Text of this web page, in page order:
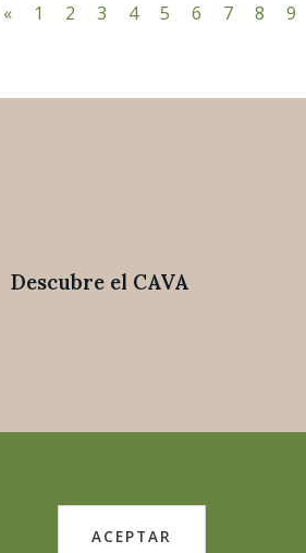
« 1 2 3 4 5 6 7 8 9
Descubre el CAVA
ACEPTAR